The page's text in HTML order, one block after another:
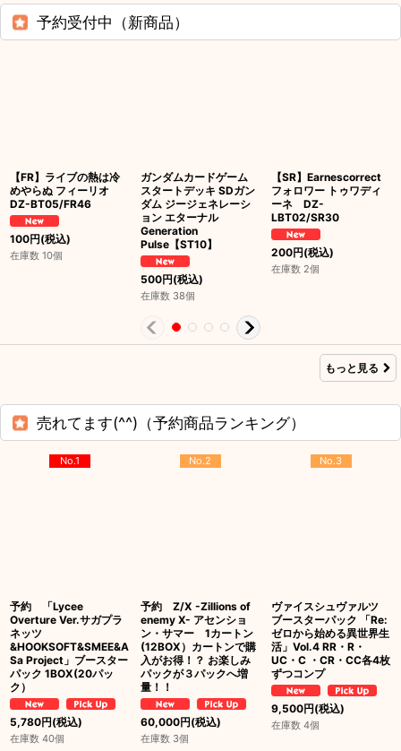
予約受付中（新商品）
【FR】ライブの熱は冷
めやらぬ フィーリオ
DZ-BT05/FR46
100円(税込)
在庫数 10個
ガンダムカードゲーム
スタートデッキ SDガン
ダム ジージェネレーシ
ョン エターナル
Generation
Pulse【ST10】
500円(税込)
在庫数 38個
【SR】Earnescorrect
フォロワー トゥワディ
ーネ DZ-
LBT02/SR30
200円(税込)
在庫数 2個
もっと見る
売れてます(^^)（予約商品ランキング）
No.1
予約 「Lycee
Overture Ver.サガプラ
ネッツ
&HOOKSOFT&SMEE&A
Sa Project」ブースター
パック 1BOX(20パッ
ク）
5,780円(税込)
在庫数 40個
No.2
予約 Z/X -Zillions of
enemy X- アセンショ
ン・サマー 1カートン
(12BOX）カートンで購
入がお得！？ お楽しみ
パックが３パックへ増
量！！
60,000円(税込)
在庫数 3個
No.3
ヴァイスシュヴァルツ
ブースターパック 「Re:
ゼロから始める異世界生
活」Vol.4 RR・R・
UC・C ・CR・CC各4枚
ずつコンプ
9,500円(税込)
在庫数 4個